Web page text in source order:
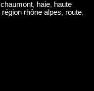
chaumont, haie, haute
région rhône alpes, route,